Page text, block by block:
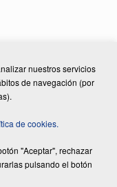
derechos reservados |
de privacitat|Política de
nuestros servicios
de navegación (por
de cookies.
"Aceptar", rechazar
pulsando el botón